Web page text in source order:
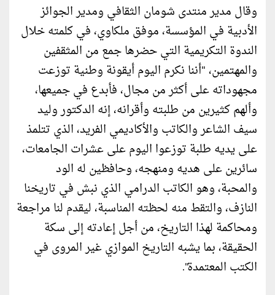
وقال مدير منتدى شومان الثقافي ومدير الجوائز
الأدبية في المؤسسة، موفق ملكاوي، في كلمته خلال
الندوة التكريمية التي حضرها جمع من المثقفين
والمهتمين، "أننا نكرم اليوم أيقونة وطنية توزعت
مجهوداته على أكثر من مجال، فأبدع في جميعها،
وألهم كثيرين من طلبته وأقرانه، إنه الدكتور وليد
سيف الشاعر والكاتب والأكاديمي الفريد، الذي تتلمذ
على يديه طلبة توزعوا اليوم على عشرات الجامعات،
سائرين على هديه ومنهجه، وحافظين له الود
والمحبة، وهو الكاتب الدرامي الذي نبش في تاريخنا
النازف، والتقط منه لحظته المناسبة، ليقدم لنا مراجعة
ومحاكمة لهذا التاريخ، من أجل إعادته إلى سكة
الحقيقة، بما يشبه التاريخ الموازي غير المروى في
الكتب المعتمدة".